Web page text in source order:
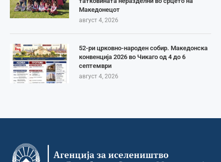
Македонецот
август 4, 2026
52-ри црковно-народен собир. Македонска
конвенција 2026 во Чикаго од 4 до 6
септември
август 4, 2026